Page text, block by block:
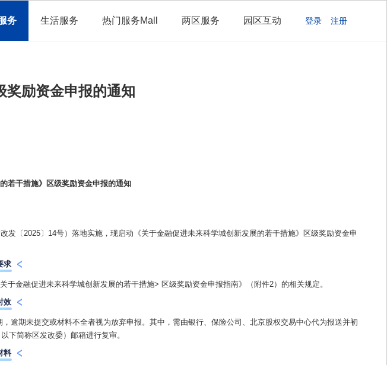
务 生活服务 热门服务Mall 两区服务 园区互动 登录 注册
奖励资金申报的通知
若干措施》区级奖励资金申报的通知
〔2025〕14号）落地实施，现启动《关于金融促进未来科学城创新发展的若干措施》区级奖励资金申
求
金融促进未来科学城创新发展的若干措施> 区级奖励资金申报指南》（附件2）的相关规定。
效
逾期未提交或材料不全者视为放弃申报。其中，需由银行、保险公司、北京股权交易中心代为报送并初
下简称区发改委）邮箱进行复审。
料